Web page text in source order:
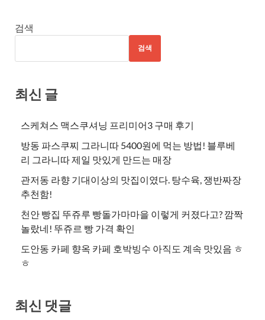
검색
검색
최신 글
스케쳐스 맥스쿠셔닝 프리미어3 구매 후기
방동 파스쿠찌 그라니따 5400원에 먹는 방법! 블루베
리 그라니따 제일 맛있게 만드는 매장
관저동 라향 기대이상의 맛집이였다. 탕수육, 쟁반짜장
추천함!
천안 빵집 뚜쥬루 빵돌가마마을 이렇게 커졌다고? 깜짝
놀랐네! 뚜쥬르 빵 가격 확인
도안동 카페 향옥 카페 호박빙수 아직도 계속 맛있음 ㅎ
ㅎ
최신 댓글